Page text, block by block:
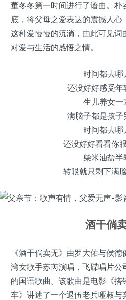
董冬冬第一时间进行了谱曲。朴
底，将父母之爱表达的震撼人心
这种爱慢慢的流淌，由此可见词
对爱与生活的感悟之情。
时间都去哪
还没好好感受年
生儿养女一
满脑子都是孩子
时间都去哪
还没好好看看你
柴米油盐半
转眼就只剩下满
酒干倘
《酒干倘卖无》由罗大佑与侯
湾女歌手苏芮演唱，飞碟唱片公
的国语歌曲。该歌曲是电影《搭
车》讲述了一个退伍老兵哑叔与